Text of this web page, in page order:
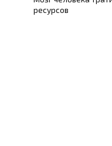
ресурсов